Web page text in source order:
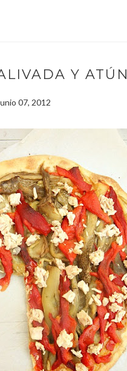
Y ATÚN
07, 2012